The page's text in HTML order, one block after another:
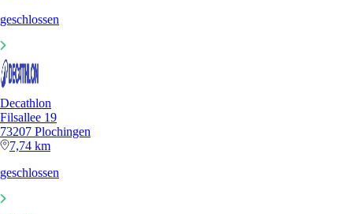
geschlossen
Decathlon
Filsallee 19
73207 Plochingen
7,74 km
geschlossen